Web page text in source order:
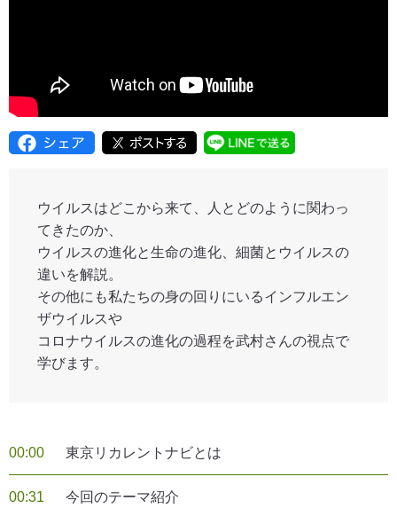
ウイルスはどこから来て、人とどのように関わっ
てきたのか、
ウイルスの進化と生命の進化、細菌とウイルスの
違いを解説。
その他にも私たちの身の回りにいるインフルエン
ザウイルスや
コロナウイルスの進化の過程を武村さんの視点で
学びます。
00:00 東京リカレントナビとは
00:31 今回のテーマ紹介